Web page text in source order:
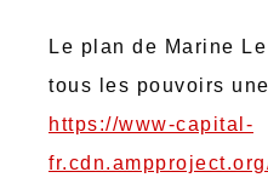
Le plan de Marine
tous les pouvoirs
https://www-capital-